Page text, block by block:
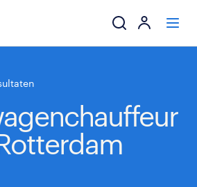
werkgevers
mijn carrière